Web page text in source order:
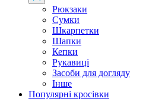
Рюкзаки
Сумки
Шкарпетки
Шапки
Кепки
Рукавиці
Засоби для догляду
Інше
Популярні кросівки